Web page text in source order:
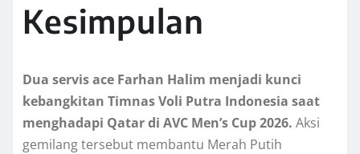
Kesimpulan
Dua servis ace Farhan Halim menjadi kunci
kebangkitan Timnas Voli Putra Indonesia saat
menghadapi Qatar di AVC Men’s Cup 2026. Aksi
gemilang tersebut membantu Merah Putih